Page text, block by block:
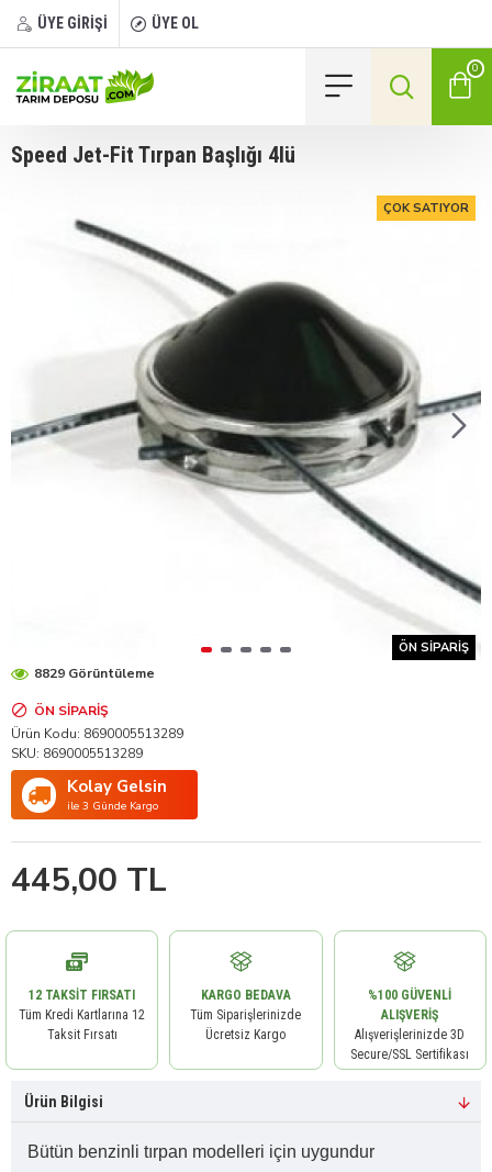
ÜYE GİRİŞİ ÜYE OL
0
Speed Jet-Fit Tırpan Başlığı 4lü
ÇOK SATIYOR
ÖN SIPARIŞ
445,00 TL
ÖN SIPARIŞ
Ürün Kodu: 8690005513289
SKU: 8690005513289
Kolay Gelsin
ile 3 Günde Kargo
8829 Görüntüleme
12 TAKSIT FIRSATI
Tüm Kredi Kartlarına 12
Taksit Fırsatı
KARGO BEDAVA
Tüm Siparişlerinizde
Ücretsiz Kargo
%100 GÜVENLI
ALIŞVERIŞ
Alışverişlerinizde 3D
Secure/SSL Sertifikası
Ürün Bilgisi
Bütün benzinli tırpan modelleri için uygundur